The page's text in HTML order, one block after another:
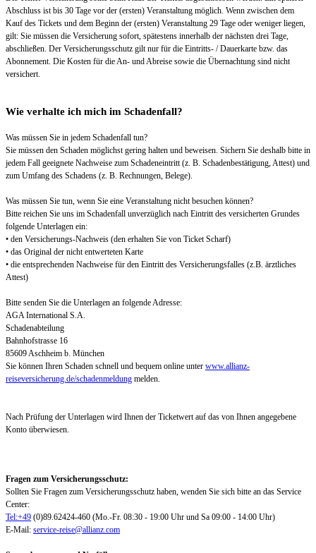
Abschluss ist bis 30 Tage vor der (ersten) Veranstaltung möglich. Wenn zwischen dem
Kauf des Tickets und dem Beginn der (ersten) Veranstaltung 29 Tage oder weniger liegen,
gilt: Sie müssen die Versicherung sofort, spätestens innerhalb der nächsten drei Tage,
abschließen. Der Versicherungsschutz gilt nur für die Eintritts- / Dauerkarte bzw. das
Abonnement. Die Kosten für die An- und Abreise sowie die Übernachtung sind nicht
versichert.
Wie verhalte ich mich im Schadenfall?
Was müssen Sie in jedem Schadenfall tun?
Sie müssen den Schaden möglichst gering halten und beweisen. Sichern Sie deshalb bitte in
jedem Fall geeignete Nachweise zum Schadeneintritt (z. B. Schadenbestätigung, Attest) und
zum Umfang des Schadens (z. B. Rechnungen, Belege).
Was müssen Sie tun, wenn Sie eine Veranstaltung nicht besuchen können?
Bitte reichen Sie uns im Schadenfall unverzüglich nach Eintritt des versicherten Grundes
folgende Unterlagen ein:
• den Versicherungs-Nachweis (den erhalten Sie von Ticket Scharf)
• das Original der nicht entwerteten Karte
• die entsprechenden Nachweise für den Eintritt des Versicherungsfalles (z.B. ärztliches
Attest)
Bitte senden Sie die Unterlagen an folgende Adresse:
AGA International S.A.
Schadenabteilung
Bahnhofstrasse 16
85609 Aschheim b. München
Sie können Ihren Schaden schnell und bequem online unter www.allianz-
reiseversicherung.de/schadenmeldung melden.
Nach Prüfung der Unterlagen wird Ihnen der Ticketwert auf das von Ihnen angegebene
Konto überwiesen.
Fragen zum Versicherungsschutz:
Sollten Sie Fragen zum Versicherungsschutz haben, wenden Sie sich bitte an das Service
Center:
Tel:+49 (0)89.62424-460 (Mo.-Fr. 08:30 - 19:00 Uhr und Sa 09:00 - 14:00 Uhr)
E-Mail: service-reise@allianz.com